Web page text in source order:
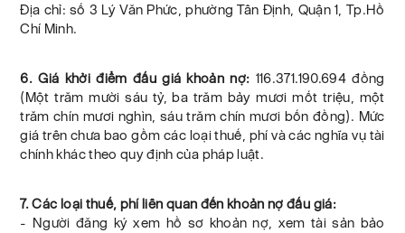
Địa chỉ: số 3 Lý Văn Phức, phường Tân Định, Quận 1, Tp.Hồ
Chí Minh.
6. Giá khởi điểm đấu giá khoản nợ: 116.371.190.694 đồng
(Một trăm mười sáu tỷ, ba trăm bảy mươi mốt triệu, một
trăm chín mươi nghìn, sáu trăm chín mươi bốn đồng). Mức
giá trên chưa bao gồm các loại thuế, phí và các nghĩa vụ tài
chính khác theo quy định của pháp luật.
7. Các loại thuế, phí liên quan đến khoản nợ đấu giá:
- Người đăng ký xem hồ sơ khoản nợ, xem tài sản bảo